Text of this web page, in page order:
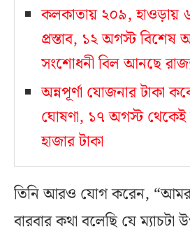
কলকাতায় ২০৯, হাওড়ায়
প্রস্তাব, ১২ অগস্ট বিশেষ
সংশোধনী বিল আনছে
অন্নপূর্ণা যোজনার টাকা
ঘোষণা, ১৭ অগস্ট থেকেই
হাজার টাকা
তিনি আরও যোগ করেন,
বারবার কথা বলেছি যে